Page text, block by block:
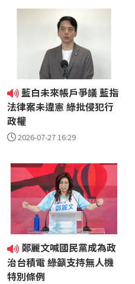
藍白未來帳戶爭議 藍指
法律案未違憲 綠批侵犯行
政權
2026-07-27 16:29
鄭麗文喊國民黨成為政
治台積電 綠籲支持無人機
特別條例